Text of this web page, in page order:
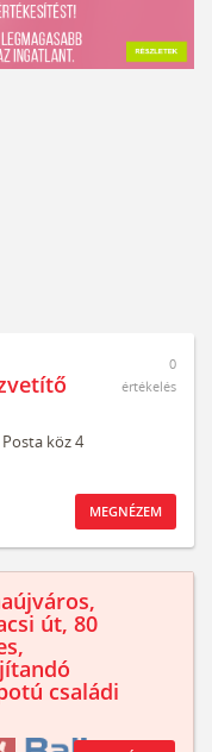
Posta köz 4
0
értékelés
MEGNÉZEM
út, 80
családi